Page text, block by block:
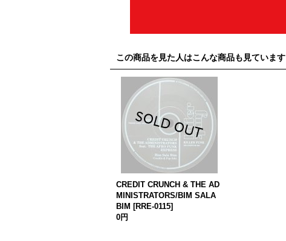
この商品を見た人はこんな商品も見ています
CREDIT CRUNCH & THE AD
MINISTRATORS/BIM SALA
BIM [RRE-0115]
0円